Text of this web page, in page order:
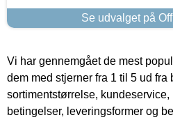
Se udvalget på
Vi har gennemgået de mest
dem med stjerner fra 1 til 5 ud fra
sortimentstørrelse,
betingelser, leveringsformer og